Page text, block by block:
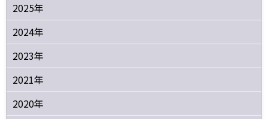
2025年
2024年
2023年
2021年
2020年